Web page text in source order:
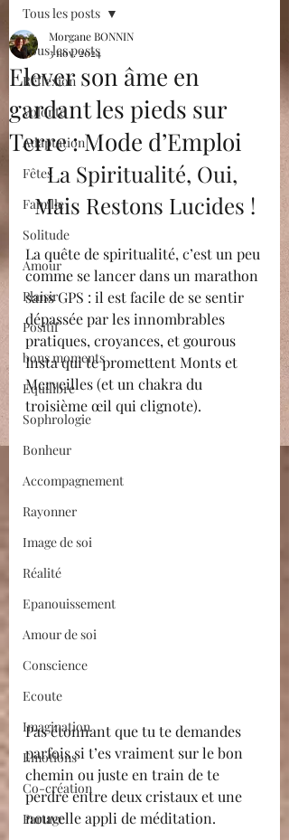
Tous les posts
Réflexion
Volonté
Adaptation
Fêtes
Famille
Solitude
Amour
Plaisir
Positif
bons moments
Equilibre
Sophrologie
Bonheur
Accompagnement
Rayonner
Image de soi
Réalité
Epanouissement
Amour de soi
Conscience
Ecoute
Imagination
Emotions
Co-création
Partage
Tous les posts
Elever son âme en
gardant les pieds sur
Terre : Mode d’Emploi
Morgane BONNIN
3 nov. 2024
La Spiritualité, Oui,
Mais Restons Lucides !
La quête de spiritualité, c’est un peu
comme se lancer dans un marathon
sans GPS : il est facile de se sentir
dépassée par les innombrables
pratiques, croyances, et gourous
Insta qui te promettent Monts et
Merveilles (et un chakra du
troisième œil qui clignote).
Pas étonnant que tu te demandes
parfois si t’es vraiment sur le bon
chemin ou juste en train de te
perdre entre deux cristaux et une
nouvelle appli de méditation.